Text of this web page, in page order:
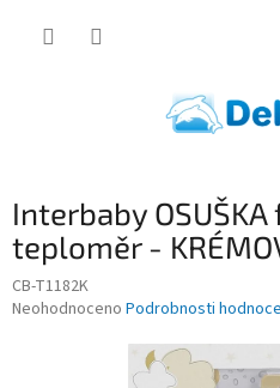
Interbaby OSUŠKA
teploměr -
CB-T1182K
Průměrné
Neohodnoceno Podrobnosti